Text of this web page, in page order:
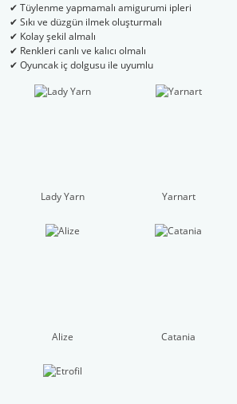
✔ Tüylenme yapmamalı amigurumi ipleri
✔ Sıkı ve düzgün ilmek oluşturmalı
✔ Kolay şekil almalı
✔ Renkleri canlı ve kalıcı olmalı
✔ Oyuncak iç dolgusu ile uyumlu
Lady Yarn Yarnart
Alize Catania